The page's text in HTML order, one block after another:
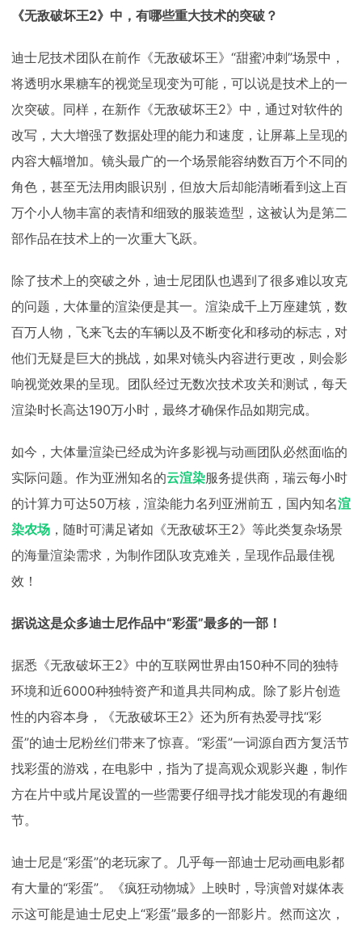
《无敌破坏王2》中，有哪些重大技术的突破？
迪士尼技术团队在前作《无敌破坏王》“甜蜜冲刺”场景中，
将透明水果糖车的视觉呈现变为可能，可以说是技术上的一
次突破。同样，在新作《无敌破坏王2》中，通过对软件的
改写，大大增强了数据处理的能力和速度，让屏幕上呈现的
内容大幅增加。镜头最广的一个场景能容纳数百万个不同的
角色，甚至无法用肉眼识别，但放大后却能清晰看到这上百
万个小人物丰富的表情和细致的服装造型，这被认为是第二
部作品在技术上的一次重大飞跃。
除了技术上的突破之外，迪士尼团队也遇到了很多难以攻克
的问题，大体量的渲染便是其一。渲染成千上万座建筑，数
百万人物，飞来飞去的车辆以及不断变化和移动的标志，对
他们无疑是巨大的挑战，如果对镜头内容进行更改，则会影
响视觉效果的呈现。团队经过无数次技术攻关和测试，每天
渲染时长高达190万小时，最终才确保作品如期完成。
如今，大体量渲染已经成为许多影视与动画团队必然面临的
实际问题。作为亚洲知名的云渲染服务提供商，瑞云每小时
的计算力可达50万核，渲染能力名列亚洲前五，国内知名渲
染农场 ，随时可满足诸如《无敌破坏王2》等此类复杂场景
的海量渲染需求，为制作团队攻克难关，呈现作品最佳视
效！
据说这是众多迪士尼作品中“彩蛋”最多的一部！
据悉《无敌破坏王2》中的互联网世界由150种不同的独特
环境和近6000种独特资产和道具共同构成。除了影片创造
性的内容本身，《无敌破坏王2》还为所有热爱寻找“彩
蛋”的迪士尼粉丝们带来了惊喜。“彩蛋”一词源自西方复活节
找彩蛋的游戏，在电影中，指为了提高观众观影兴趣，制作
方在片中或片尾设置的一些需要仔细寻找才能发现的有趣细
节。
迪士尼是“彩蛋”的老玩家了。几乎每一部迪士尼动画电影都
有大量的“彩蛋”。《疯狂动物城》上映时，导演曾对媒体表
示这可能是迪士尼史上“彩蛋”最多的一部影片。然而这次，